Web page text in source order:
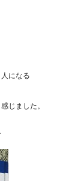
になる
じました。